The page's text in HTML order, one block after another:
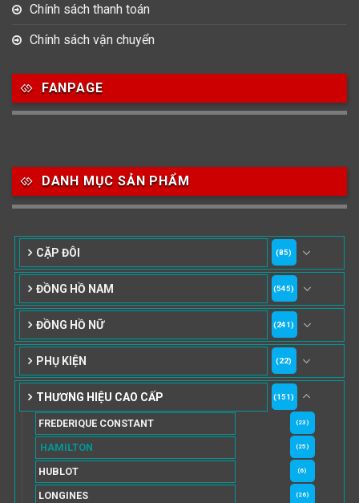
Chính sách thanh toán
Chính sách vận chuyển
FANPAGE
DANH MỤC SẢN PHẨM
CẶP ĐÔI (85)
ĐỒNG HỒ NAM (545)
ĐỒNG HỒ NỮ (241)
PHỤ KIỆN (22)
THƯƠNG HIỆU CAO CẤP (151)
FREDERIQUE CONSTANT (23)
HAMILTON (25)
HUBLOT (6)
LONGINES (26)